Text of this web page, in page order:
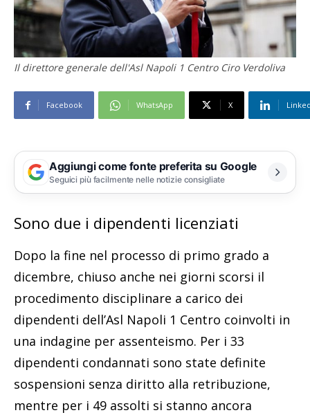
Il direttore generale dell'Asl Napoli 1 Centro Ciro Verdoliva
Facebook WhatsApp X
Aggiungi come fonte preferita su Google
Seguici più facilmente nelle notizie consigliate
Sono due i dipendenti licenziati
Dopo la fine nel processo di primo grado a
dicembre, chiuso anche nei giorni scorsi il
procedimento disciplinare a carico dei
dipendenti dell’Asl Napoli 1 Centro coinvolti in
una indagine per assenteismo. Per i 33
dipendenti condannati sono state definite
sospensioni senza diritto alla retribuzione,
mentre per i 49 assolti si stanno ancora